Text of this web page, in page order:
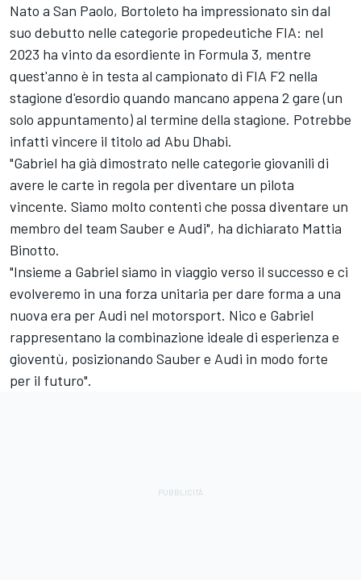
Nato a San Paolo, Bortoleto ha impressionato sin dal
suo debutto nelle categorie propedeutiche FIA: nel
2023 ha vinto da esordiente in Formula 3, mentre
quest'anno è in testa al campionato di FIA F2 nella
stagione d'esordio quando mancano appena 2 gare (un
solo appuntamento) al termine della stagione. Potrebbe
infatti vincere il titolo ad Abu Dhabi.
"Gabriel ha già dimostrato nelle categorie giovanili di
avere le carte in regola per diventare un pilota
vincente. Siamo molto contenti che possa diventare un
membro del team Sauber e Audi", ha dichiarato Mattia
Binotto.
"Insieme a Gabriel siamo in viaggio verso il successo e ci
evolveremo in una forza unitaria per dare forma a una
nuova era per Audi nel motorsport. Nico e Gabriel
rappresentano la combinazione ideale di esperienza e
gioventù, posizionando Sauber e Audi in modo forte
per il futuro".